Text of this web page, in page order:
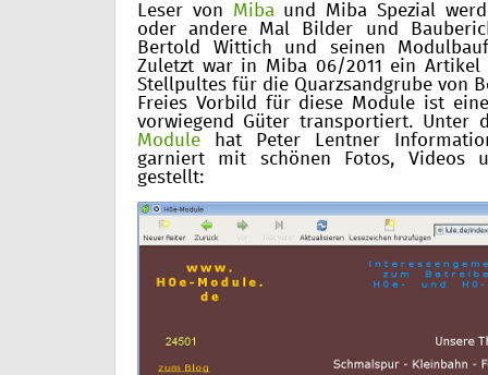
Leser von Mibaund Miba Spezial
oder andere Mal Bilder und
Bertold Wittich und seinen
Zuletzt war in Miba 06/2011 ein Artikel
Stellpultes für die Quarzsandgrube von
Freies Vorbild für diese Module ist
vorwiegend Güter transportiert. Unter
Module hat Peter Lentner
garniert mit schönen Fotos, Videos
gestellt: